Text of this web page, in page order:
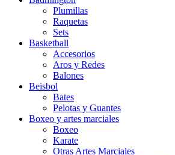
Plumillas
Raquetas
Sets
Basketball
Accesorios
Aros y Redes
Balones
Beisbol
Bates
Pelotas y Guantes
Boxeo y artes marciales
Boxeo
Karate
Otras Artes Marciales